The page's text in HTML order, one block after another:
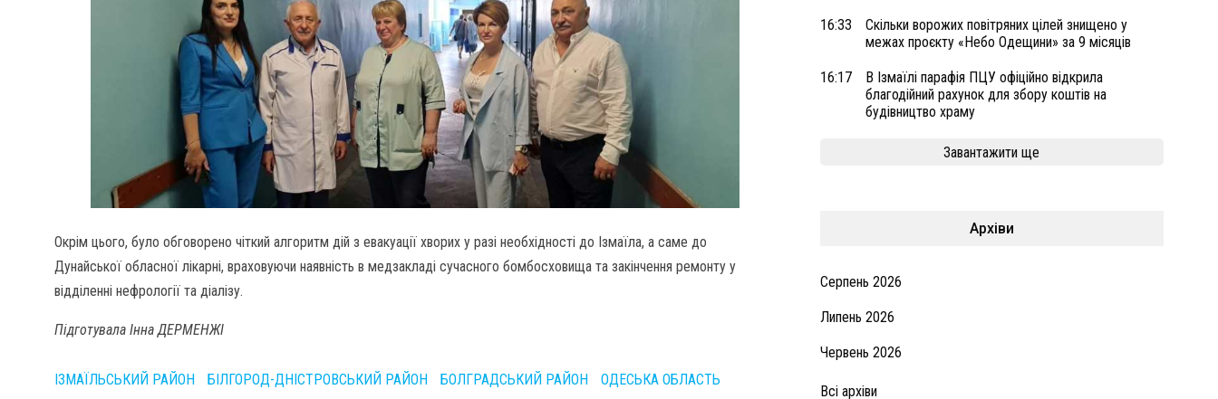
Окрім цього, було обговорено чіткий алгоритм дій з евакуації хворих у разі необхідності до Ізмаїла, а саме до
Дунайської обласної лікарні, враховуючи наявність в медзакладі сучасного бомбосховища та закінчення ремонту у
відділенні нефрології та діалізу.
Підготувала Інна ДЕРМЕНЖІ
ІЗМАЇЛЬСЬКИЙ РАЙОН БІЛГОРОД-ДНІСТРОВСЬКИЙ РАЙОН БОЛГРАДСЬКИЙ РАЙОН ОДЕСЬКА ОБЛАСТЬ
16:33
Скільки ворожих повітряних цілей знищено у
межах проєкту «Небо Одещини» за 9 місяців
16:17
В Ізмаїлі парафія ПЦУ офіційно відкрила
благодійний рахунок для збору коштів на
будівництво храму
Завантажити ще
Архіви
Серпень 2026
Липень 2026
Червень 2026
Всі архіви